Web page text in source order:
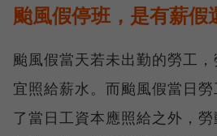
颱風假停班，是有薪假
颱風假當天若未出勤的勞工
宜照給薪水。而颱風假當日
了當日工資本應照給之外，